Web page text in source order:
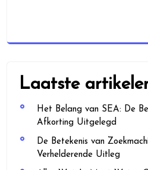
Laatste
Het Belang van SEA: De
Afkorting Uitgelegd
De Betekenis van
Verhelderende Uitleg